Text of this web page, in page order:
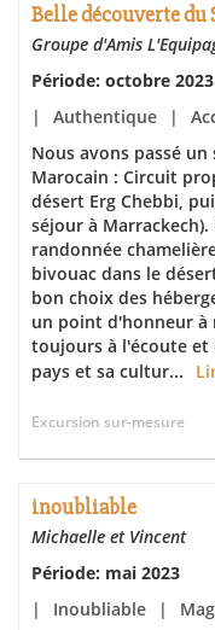
Belle découverte du
Groupe d'Amis
Période: octobre 2023
|
Authentique |
Nous avons passé
Marocain : Circuit
désert Erg Chebbi,
séjour à
randonnée
bivouac dans le
bon choix des
un point d'honneur à
toujours à l'écoute et
pays et sa cultur...
Excursion sur-mesure
inoubliable
Michaelle et Vincent
Période: mai 2023
|
Inoubliable |